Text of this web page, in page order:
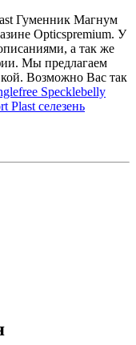
Гуменник Магнум
Opticspremium. У
а так же
Мы предлагаем
Возможно Вас так
Specklebelly
Plast селезень